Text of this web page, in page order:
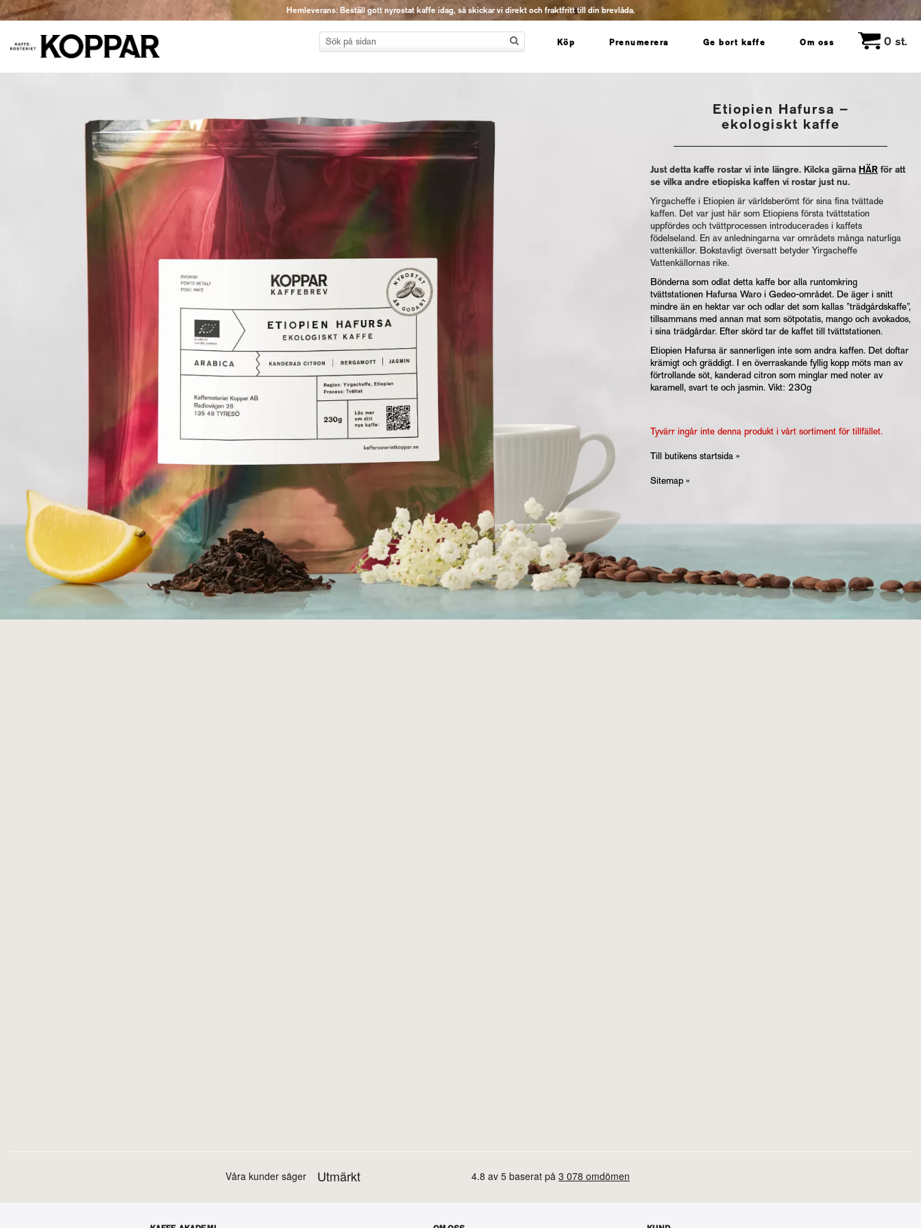
Hemleverans: Beställ gott nyrostat kaffe idag, så skickar vi direkt och fraktfritt till din brevlåda.
Köp Prenumerera Ge bort kaffe Om oss 0 st.
Etiopien Hafursa –
ekologiskt kaffe
Just detta kaffe rostar vi inte längre. Kilcka gärna HÄRför att
se vilka andre etiopiska kaffen vi rostar just nu.
Yirgacheffe i Etiopien är världsberömt för sina fina tvättade
kaffen. Det var just här som Etiopiens första tvättstation
uppfördes och tvättprocessen introducerades i kaffets
födelseland. En av anledningarna var områdets många naturliga
vattenkällor. Bokstavligt översatt betyder Yirgacheffe
Vattenkällornas rike.
Bönderna som odlat detta kaffe bor alla runtomkring
tvättstationen Hafursa Waro i Gedeo-området. De äger i snitt
mindre än en hektar var och odlar det som kallas ”trädgårdskaffe”,
tillsammans med annan mat som sötpotatis, mango och avokados,
i sina trädgårdar. Efter skörd tar de kaffet till tvättstationen.
Etiopien Hafursa är sannerligen inte som andra kaffen. Det doftar
krämigt och gräddigt. I en överraskande fyllig kopp möts man av
förtrollande söt, kanderad citron som minglar med noter av
karamell, svart te och jasmin. Vikt: 230g
Tyvärr ingår inte denna produkt i vårt sortiment för tillfället.
Till butikens startsida »
Sitemap »